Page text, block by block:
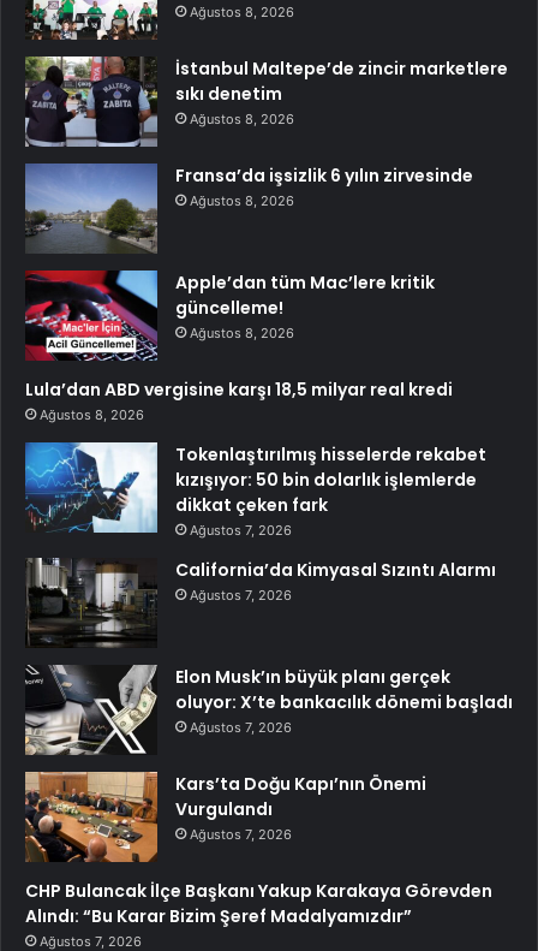
Ağustos 8, 2026
İstanbul Maltepe’de zincir marketlere
sıkı denetim
Ağustos 8, 2026
Fransa’da işsizlik 6 yılın zirvesinde
Ağustos 8, 2026
Apple’dan tüm Mac’lere kritik
güncelleme!
Ağustos 8, 2026
Lula’dan ABD vergisine karşı 18,5 milyar real kredi
Ağustos 8, 2026
Tokenlaştırılmış hisselerde rekabet
kızışıyor: 50 bin dolarlık işlemlerde
dikkat çeken fark
Ağustos 7, 2026
California’da Kimyasal Sızıntı Alarmı
Ağustos 7, 2026
Elon Musk’ın büyük planı gerçek
oluyor: X’te bankacılık dönemi başladı
Ağustos 7, 2026
Kars’ta Doğu Kapı’nın Önemi
Vurgulandı
Ağustos 7, 2026
CHP Bulancak İlçe Başkanı Yakup Karakaya Görevden
Alındı: “Bu Karar Bizim Şeref Madalyamızdır”
Ağustos 7, 2026